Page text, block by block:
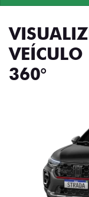
VEÍCULO
360°